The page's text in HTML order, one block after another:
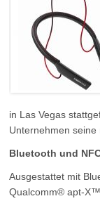
in Las Vegas
Unternehmen seine
Bluetooth und
Ausgestattet mit
Qualcomm® apt-